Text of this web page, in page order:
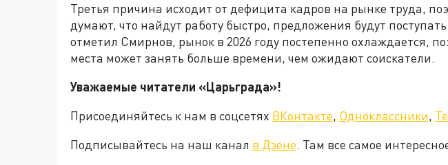
Третья причина исходит от дефицита кадров на рынке труда,
думают, что найдут работу быстро, предложения будут
отметил Смирнов, рынок в 2026 году постепенно охлаждается,
места может занять больше времени, чем ожидают соискатели.
Уважаемые читатели «Царьграда»!
Присоединяйтесь к нам в соцсетях ВКонтакте, Одноклассники,
Подписывайтесь на наш канал в Дзене. Там все самое